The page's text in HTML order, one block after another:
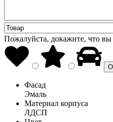
Пожалуйста, докажите, что вы
Фасад
Эмаль
Материал корпуса
ЛДСП